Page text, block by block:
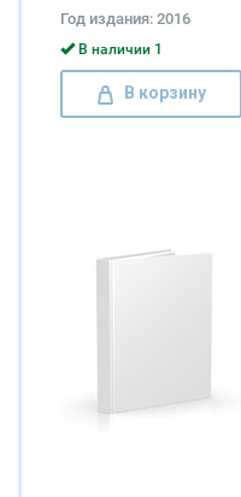
Год издания: 2016
В наличии 1
В корзину